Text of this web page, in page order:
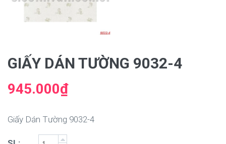
GIẤY DÁN TƯỜNG 9032-4
945.000₫
Giấy Dán Tường 9032-4